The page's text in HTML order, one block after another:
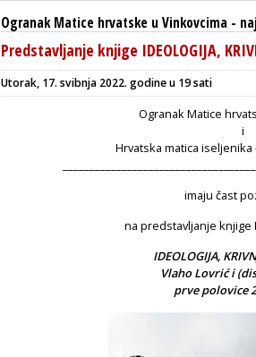
Ogranak Matice hrvatske u Vinkovcima -
Predstavljanje knjige IDEOLOGIJA,
Utorak, 17. svibnja 2022. godine u 19 sati
Ogranak Matice
i
Hrvatska matica
imaju čast
na predstavljanje knjige
IDEOLOGIJA,
Vlaho Lovrić i
prve polovice